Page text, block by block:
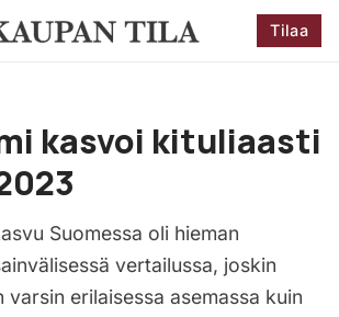
Tilaa
kasvoi kituliaasti
Suomessa oli hieman
vertailussa, joskin
varsin erilaisessa asemassa kuin